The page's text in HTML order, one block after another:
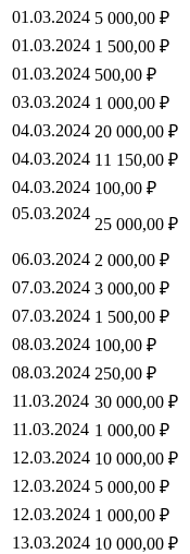
01.03.2024 5 000,00 ₽
01.03.2024 1 500,00 ₽
01.03.2024 500,00 ₽
03.03.2024 1 000,00 ₽
04.03.2024 20 000,00 ₽
04.03.2024 11 150,00 ₽
04.03.2024 100,00 ₽
05.03.2024
25 000,00 ₽
06.03.2024 2 000,00 ₽
07.03.2024 3 000,00 ₽
07.03.2024 1 500,00 ₽
08.03.2024 100,00 ₽
08.03.2024 250,00 ₽
11.03.2024 30 000,00 ₽
11.03.2024 1 000,00 ₽
12.03.2024 10 000,00 ₽
12.03.2024 5 000,00 ₽
12.03.2024 1 000,00 ₽
13.03.2024 10 000,00 ₽